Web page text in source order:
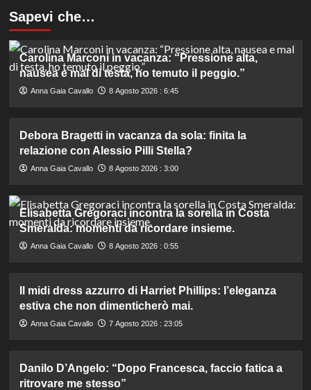
Sapevi che…
Carolina Marconi in vacanza: “Pressione alta,
nausea e mal di testa, ho temuto il peggio.”
Anna Gaia Cavallo 8 Agosto 2026 : 6:45
Debora Bragetti in vacanza da sola: finita la
relazione con Alessio Pilli Stella?
Anna Gaia Cavallo 8 Agosto 2026 : 3:00
Elisabetta Gregoraci incontra la sorella in Costa
Smeralda: momenti da ricordare insieme.
Anna Gaia Cavallo 8 Agosto 2026 : 0:55
Il midi dress azzurro di Harriet Phillips: l’eleganza
estiva che non dimenticherò mai.
Anna Gaia Cavallo 7 Agosto 2026 : 23:05
Danilo D’Angelo: “Dopo Francesca, faccio fatica a
ritrovare me stesso”